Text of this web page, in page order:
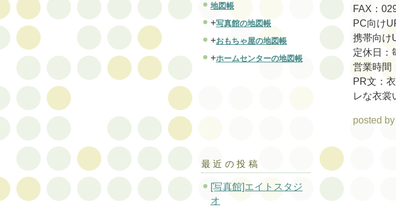
FAX：
PC向け
携帯向け
定休日：
営業時間
PR文：
レな衣裳
posted
地図帳
+写真館の地図帳
+おもちゃ屋の地図帳
+ホームセンターの地図帳
最近の投稿
[写真館]エイトスタジ
オ